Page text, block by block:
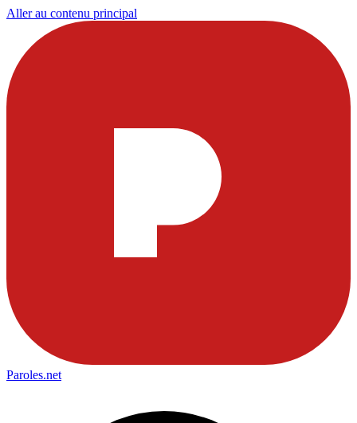
Aller au contenu principal
Paroles.net